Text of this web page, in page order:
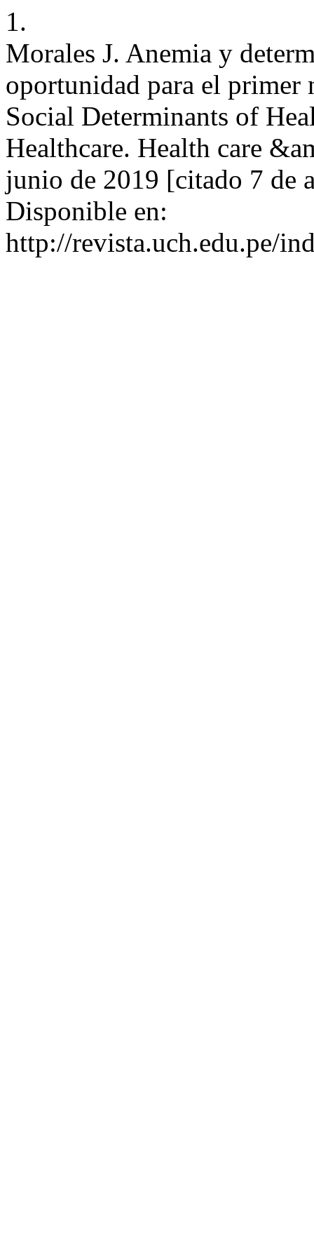
1.
Morales J. Anemia y
oportunidad para el primer
Social Determinants of
Healthcare. Health care
junio de 2019 [citado 7 de
Disponible en:
http://revista.uch.edu.pe/